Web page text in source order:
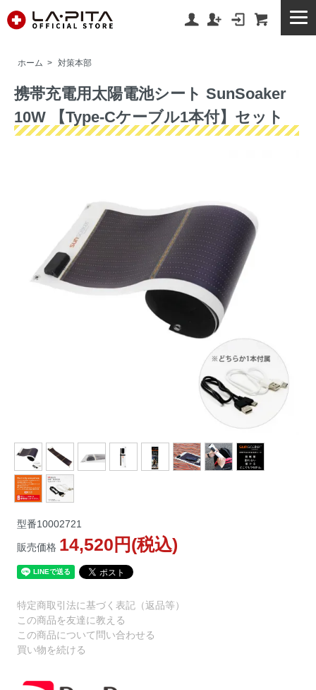
ホーム > 対策本部
携帯充電用太陽電池シート SunSoaker
10W 【Type-Cケーブル1本付】セット
型番10002721
販売価格 14,520円(税込)
特定商取引法に基づく表記（返品等）
この商品を友達に教える
この商品について問い合わせる
買い物を続ける